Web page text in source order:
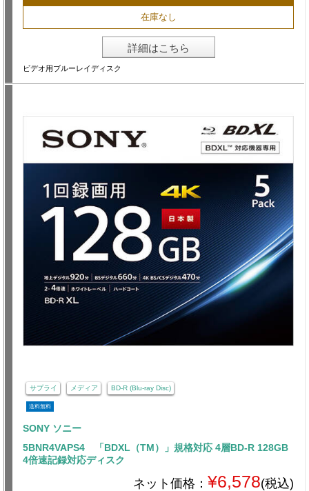
在庫なし
詳細はこちら
ビデオ用ブルーレイディスク
サプライ メディア BD-R (Blu-ray Disc)
送料無料
SONY ソニー
5BNR4VAPS4 「BDXL（TM）」規格対応 4層BD-R 128GB
4倍速記録対応ディスク
ネット価格： ¥6,578(税込)